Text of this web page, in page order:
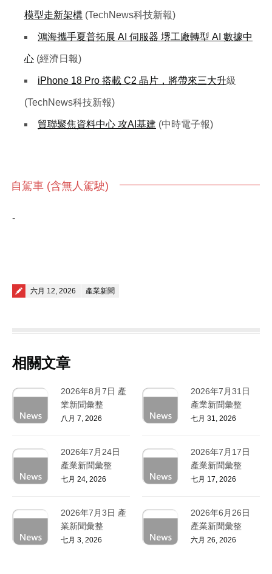
模型走新架構 (TechNews科技新報)
鴻海攜手夏普拓展 AI 伺服器 堺工廠轉型 AI 數據中
心 (經濟日報)
iPhone 18 Pro 搭載 C2 晶片，將帶來三大升級
(TechNews科技新報)
貿聯聚焦資料中心 攻AI基建 (中時電子報)
自駕車 (含無人駕駛)
-
Posted on
六月 12, 2026 產業新聞
相關文章
2026年8月7日 產
業新聞彙整
八月 7, 2026
2026年7月31日
產業新聞彙整
七月 31, 2026
2026年7月24日
產業新聞彙整
七月 24, 2026
2026年7月17日
產業新聞彙整
七月 17, 2026
2026年7月3日 產
業新聞彙整
七月 3, 2026
2026年6月26日
產業新聞彙整
六月 26, 2026